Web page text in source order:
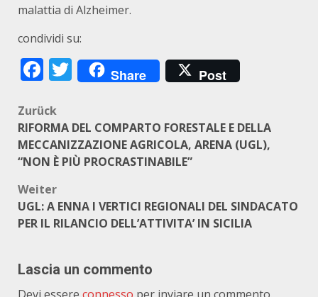
malattia di Alzheimer.
condividi su:
Facebook
Twitter
Share Post
Beitragsnavigation
Zurück
RIFORMA DEL COMPARTO FORESTALE E DELLA
MECCANIZZAZIONE AGRICOLA, ARENA (UGL),
“NON È PIÙ PROCRASTINABILE”
Weiter
UGL: A ENNA I VERTICI REGIONALI DEL SINDACATO
PER IL RILANCIO DELL’ATTIVITA’ IN SICILIA
Lascia un commento